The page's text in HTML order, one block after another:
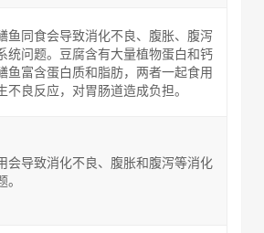
鱼同食会导致消化不良、腹胀、腹泻
统问题。豆腐含有大量植物蛋白和钙
鱼富含蛋白质和脂肪，两者一起食用
不良反应，对胃肠道造成负担。
会导致消化不良、腹胀和腹泻等消化